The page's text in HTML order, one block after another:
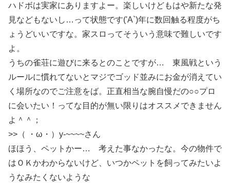
ハドボは実家にありますよー。楽しいけどもはや新たな発
見などもないし…って状態です('A`)年に数回触る程度がち
ょうどいいですな。家スロってそういう意味で難しいです
よ。
うちの雀荘に遊びに来るとのことですが… 東風戦という
ルールに慣れてないとマジでゴッド並みにお金が消えてい
く場所なのでご注意をば。正直相当な腕自慢だの○○プロ
に会いたい！ってな目的が無い限りはオススメできません
よ＾＾；
>>（ ・ω・）y-~~~~さん
ほほう、ペットかー… 考えた事なかったな。今の物件で
はＯＫかわからないけど、いつかペットを飼ってみたいよ
うなみたくないような